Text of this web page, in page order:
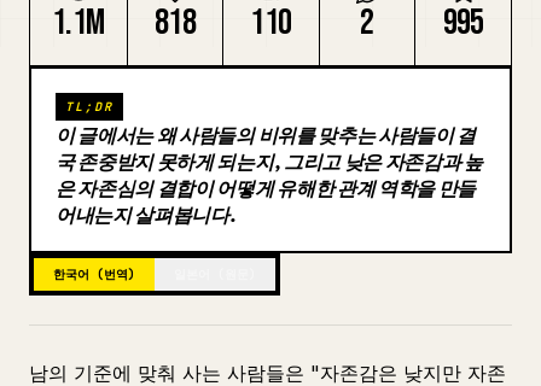
다운로드
블로그
업데이트
1.1M 818 110 2 995
TL;DR
이 글에서는 왜 사람들의 비위를 맞추는 사람들이 결
국 존중받지 못하게 되는지, 그리고 낮은 자존감과 높
은 자존심의 결합이 어떻게 유해한 관계 역학을 만들
어내는지 살펴봅니다.
한국어 (번역)
남의 기준에 맞춰 사는 사람들은 "자존감은 낮지만 자존